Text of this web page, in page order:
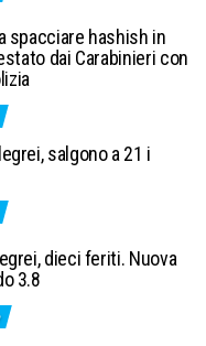
spacciare hashish in
dai Carabinieri con
salgono a 21 i
dieci feriti. Nuova
3.8